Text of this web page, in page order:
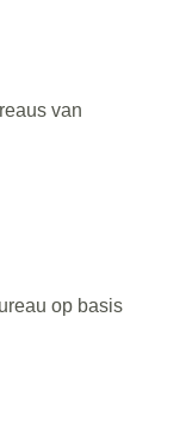
van
op basis